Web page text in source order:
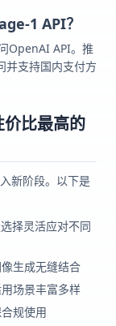
1 API？
OpenAI API。推
支持国内支付方
价比最高的
新阶段。以下是
择灵活应对不同
生成无缝结合
场景丰富多样
规使用